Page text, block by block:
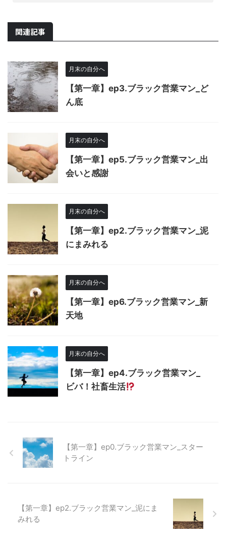
関連記事
月末の自分へ
【第一章】ep3.ブラック営業マン_ど
ん底
月末の自分へ
【第一章】ep5.ブラック営業マン_出
会いと感謝
月末の自分へ
【第一章】ep2.ブラック営業マン_泥
にまみれる
月末の自分へ
【第一章】ep6.ブラック営業マン_新
天地
月末の自分へ
【第一章】ep4.ブラック営業マン_
ビバ！社畜生活
【第一章】ep0.ブラック営業マン_スター
トライン
【第一章】ep2.ブラック営業マン_泥にま
みれる